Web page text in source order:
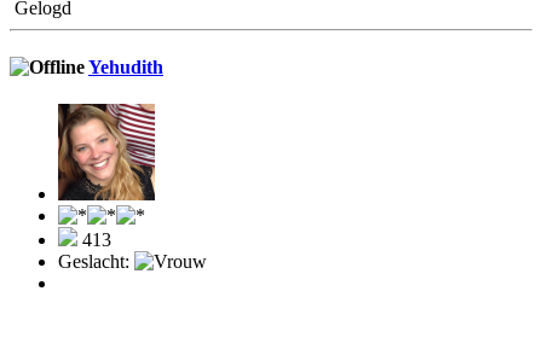
Gelogd
Yehudith
413
Geslacht: